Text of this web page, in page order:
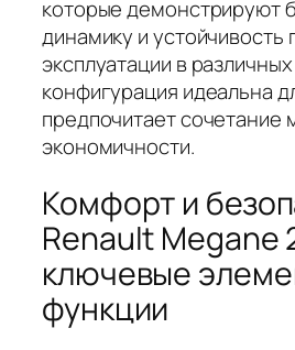
которые демонстрируют
динамику и устойчивость
эксплуатации в
конфигурация идеальна
предпочитает сочетание
экономичности.
Комфорт и
Renault Megane
ключевые
функции